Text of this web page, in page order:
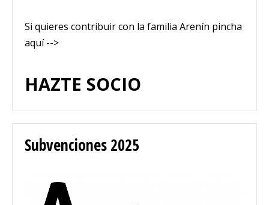
Si quieres contribuir con la familia Arenín pincha
aquí -->
HAZTE SOCIO
Subvenciones 2025